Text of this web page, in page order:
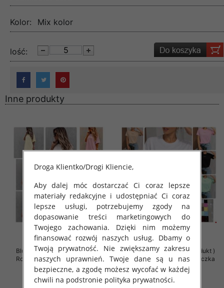
Kolor: Mix kolor
lość:
Inne produkty
Bluzki damskie (Polska produkt )
Roz Standard , Mix Kolor Paczka
5 szt
38.00 zł
Bluzki damskie (Polska produkt )
Roz Standard , Mix Kolor Paczka
5 szt
36.00 zł
Droga Klientko/Drogi Kliencie,
Aby dalej móc dostarczać Ci coraz lepsze
materiały redakcyjne i udostępniać Ci coraz
lepsze usługi, potrzebujemy zgody na
dopasowanie treści marketingowych do
Twojego zachowania. Dzięki nim możemy
finansować rozwój naszych usług. Dbamy o
Twoją prywatność. Nie zwiększamy zakresu
naszych uprawnień. Twoje dane są u nas
bezpieczne, a zgodę możesz wycofać w każdej
chwili na podstronie polityka prywatności.